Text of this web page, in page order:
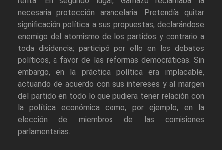
necesaria protección arancelaria. Pretendía quitar
significación política a sus propuestas, declarándose
enemigo del atomismo de los partidos y contrario a
toda disidencia; participó por ello en los debates
políticos, a favor de las reformas democráticas. Sin
embargo, en la práctica política era implacable,
actuando de acuerdo con sus intereses y al margen
del partido en todo lo que pudiera tener relación con
la política económica como, por ejemplo, en la
elección de miembros de las comisiones
parlamentarias.